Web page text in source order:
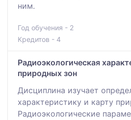
ним.
Год обучения - 2
Кредитов - 4
Радиоэкологическая
природных зон
Дисциплина изучает
характеристику и карту
Радиоэкологические